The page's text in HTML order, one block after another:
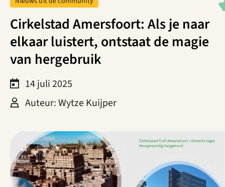
Cirkelstad Amersfoort: Als je naar
elkaar luistert, ontstaat de magie
van hergebruik
14 juli 2025
Auteur: Wytze Kuijper